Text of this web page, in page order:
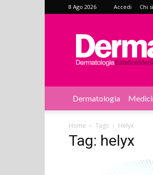
8 Ago 2026 Accedi Chi
Dermatologia
Home Tags Helyx
Tag: helyx